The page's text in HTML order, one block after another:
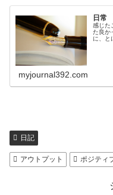
日常
感じた
た良か
に、と
myjournal392.com
日記
アウトプット ポジティ